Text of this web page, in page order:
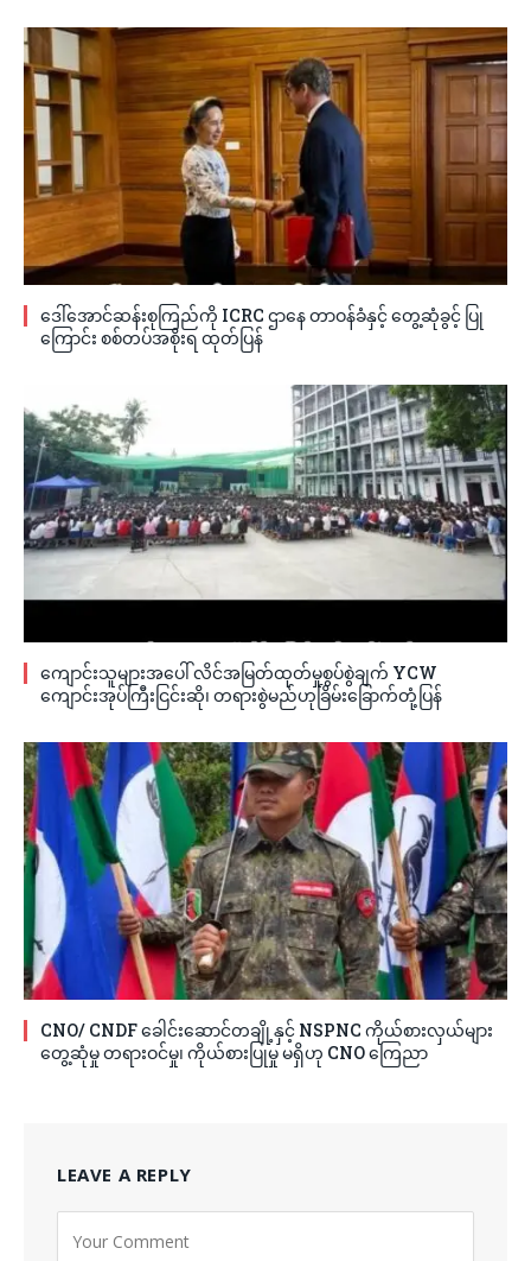
ဒေါ်အောင်ဆန်းစုကြည်ကို ICRC ဌာနေ တာဝန်ခံနှင့် တွေ့ဆုံခွင့် ပြု
ကြောင်း စစ်တပ်အစိုးရ ထုတ်ပြန်
ကျောင်းသူများအပေါ် လိင်အမြတ်ထုတ်မှုစွပ်စွဲချက် YCW
ကျောင်းအုပ်ကြီးငြင်းဆို၊ တရားစွဲမည်ဟုခြိမ်းခြောက်တုံ့ပြန်
CNO/ CNDF ခေါင်းဆောင်တချို့နှင့် NSPNC ကိုယ်စားလှယ်များ
တွေ့ဆုံမှု တရားဝင်မှု၊ ကိုယ်စားပြုမှု မရှိဟု CNO ကြေညာ
LEAVE A REPLY